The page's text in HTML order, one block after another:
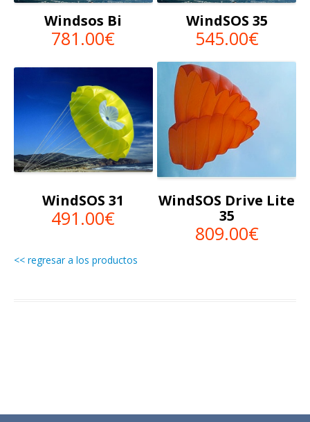
Windsos Bi
781.00€
WindSOS 35
545.00€
WindSOS 31
491.00€
WindSOS Drive Lite
35
809.00€
<< regresar a los productos